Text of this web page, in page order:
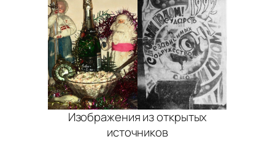
Изображения из открытых
источников